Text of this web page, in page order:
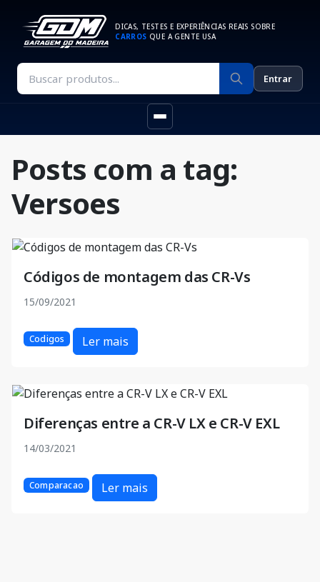
DICAS, TESTES E EXPERIÊNCIAS REAIS SOBRE
CARROS QUE A GENTE USA
Entrar
Posts com a tag:
Versoes
Códigos de montagem das CR-Vs
15/09/2021
Codigos Ler mais
Diferenças entre a CR-V LX e CR-V EXL
14/03/2021
Comparacao Ler mais